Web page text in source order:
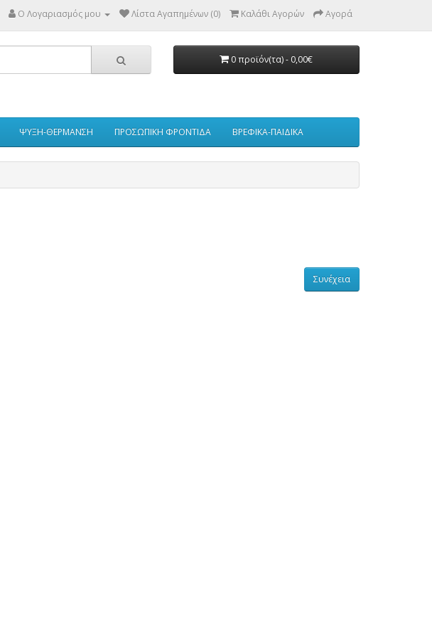
Ο Λογαριασμός μου Λίστα Αγαπημένων (0) Καλάθι Αγορών Αγορά
0 προϊόν(τα) - 0,00€
ΨΥΞΗ-ΘΕΡΜΑΝΣΗ ΠΡΟΣΩΠΙΚΗ ΦΡΟΝΤΙΔΑ ΒΡΕΦΙΚΑ-ΠΑΙΔΙΚΑ
Συνέχεια